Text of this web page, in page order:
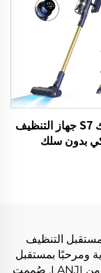
فيكسونيك S7 جهاز التنظيف
بدون سلك
ومرحبًا بمستقبل
التنظيف باستخدام المكانس الكهربائية الذكية من LANJI. صُممت